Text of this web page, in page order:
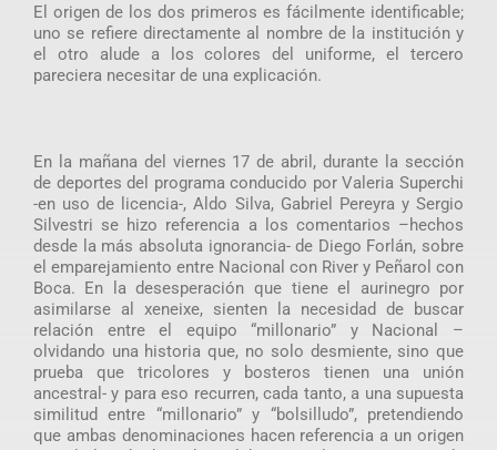
El origen de los dos primeros es fácilmente identificable;
uno se refiere directamente al nombre de la institución y
el otro alude a los colores del uniforme, el tercero
pareciera necesitar de una explicación.
En la mañana del viernes 17 de abril, durante la sección
de deportes del programa conducido por Valeria Superchi
-en uso de licencia-, Aldo Silva, Gabriel Pereyra y Sergio
Silvestri se hizo referencia a los comentarios –hechos
desde la más absoluta ignorancia- de Diego Forlán, sobre
el emparejamiento entre Nacional con River y Peñarol con
Boca. En la desesperación que tiene el aurinegro por
asimilarse al xeneixe, sienten la necesidad de buscar
relación entre el equipo “millonario” y Nacional –
olvidando una historia que, no solo desmiente, sino que
prueba que tricolores y bosteros tienen una unión
ancestral- y para eso recurren, cada tanto, a una supuesta
similitud entre “millonario” y “bolsilludo”, pretendiendo
que ambas denominaciones hacen referencia a un origen